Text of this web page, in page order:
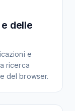
delle
e
ricerca
del browser.